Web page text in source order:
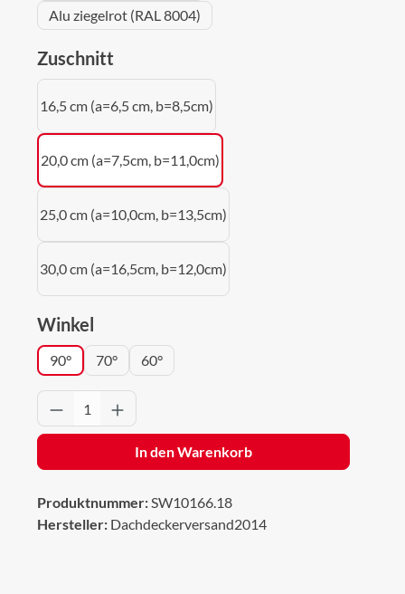
Alu ziegelrot (RAL 8004)
Zuschnitt
16,5 cm (a=6,5 cm, b=8,5cm)
20,0 cm (a=7,5cm, b=11,0cm)
25,0 cm (a=10,0cm, b=13,5cm)
30,0 cm (a=16,5cm, b=12,0cm)
Winkel
90° 70° 60°
Produkt Anzahl: Gib den gewünschten
In den Warenkorb
Produktnummer:SW10166.18
Hersteller: Dachdeckerversand2014